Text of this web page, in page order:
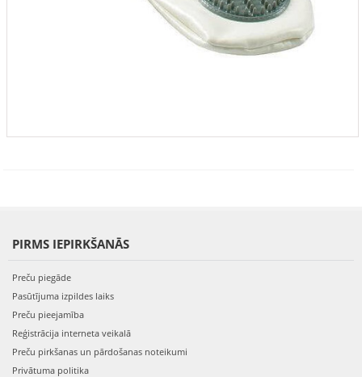
PIRMS IEPIRKŠANĀS
Preču piegāde
Pasūtījuma izpildes laiks
Preču pieejamība
Reģistrācija interneta veikalā
Preču pirkšanas un pārdošanas noteikumi
Privātuma politika